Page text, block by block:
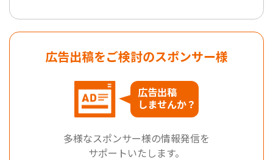
広告出稿をご検討のスポンサー様
広告出稿
しませんか？
多様なスポンサー様の情報発信を
サポートいたします。